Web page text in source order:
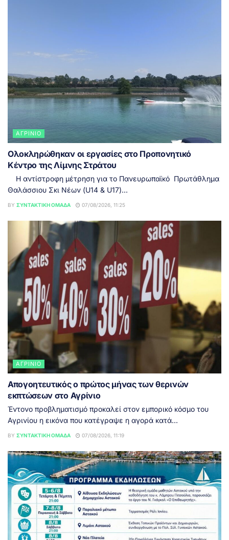
ΑΓΡΊΝΙΟ
Ολοκληρώθηκαν οι εργασίες στο Προπονητικό
Κέντρο της Λίμνης Στράτου
Η αντίστροφη μέτρηση για το Πανευρωπαϊκό Πρωτάθλημα
Θαλάσσιου Σκι Νέων (U14 & U17)...
BY ΣΥΝΤΑΚΤΙΚΉ ΟΜΆΔΑ 07/08/2026, 11:25
ΑΓΡΊΝΙΟ
Απογοητευτικός ο πρώτος μήνας των θερινών
εκπτώσεων στο Αγρίνιο
Έντονο προβληματισμό προκαλεί στον εμπορικό κόσμο του
Αγρινίου η εικόνα που κατέγραψε η αγορά κατά...
BY ΣΥΝΤΑΚΤΙΚΉ ΟΜΆΔΑ 07/08/2026, 11:19